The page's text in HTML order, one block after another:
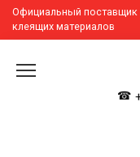
Перейти
содержанию
Официальный поставщик
клеящих материалов